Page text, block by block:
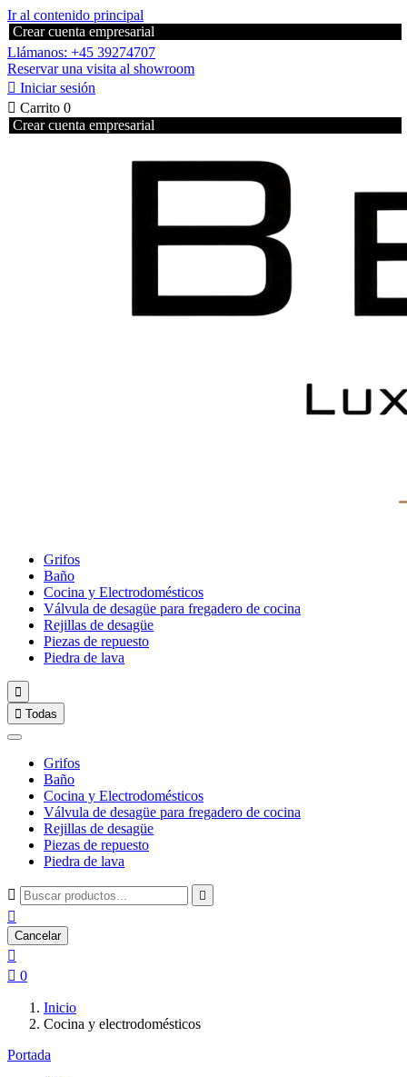
Ir al contenido principal
Crear cuenta empresarial
Llámanos: +45 39274707
Reservar una visita al showroom
 Iniciar sesión
 Carrito 0
Crear cuenta empresarial
Grifos
Baño
Cocina y Electrodomésticos
Válvula de desagüe para fregadero de cocina
Rejillas de desagüe
Piezas de repuesto
Piedra de lava

 Todas
Grifos
Baño
Cocina y Electrodomésticos
Válvula de desagüe para fregadero de cocina
Rejillas de desagüe
Piezas de repuesto
Piedra de lava
 

Cancelar

 0
Inicio
Cocina y electrodomésticos
Portada